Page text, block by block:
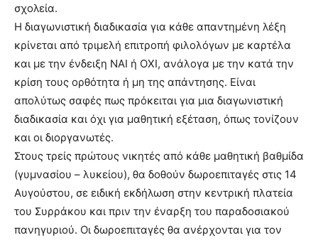
σχολεία.
Η διαγωνιστική διαδικασία για κάθε απαντημένη λέξη
κρίνεται από τριμελή επιτροπή φιλολόγων με καρτέλα
και με την ένδειξη ΝΑΙ ή ΟΧΙ, ανάλογα με την κατά την
κρίση τους ορθότητα ή μη της απάντησης. Είναι
απολύτως σαφές πως πρόκειται για μια διαγωνιστική
διαδικασία και όχι για μαθητική εξέταση, όπως τονίζουν
και οι διοργανωτές.
Στους τρείς πρώτους νικητές από κάθε μαθητική βαθμίδα
(γυμνασίου – λυκείου), θα δοθούν δωροεπιταγές στις 14
Αυγούστου, σε ειδική εκδήλωση στην κεντρική πλατεία
του Συρράκου και πριν την έναρξη του παραδοσιακού
πανηγυριού. Οι δωροεπιταγές θα ανέρχονται για τον